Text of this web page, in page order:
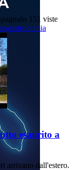
151 viste
esaurito a
arrivano dall'estero.